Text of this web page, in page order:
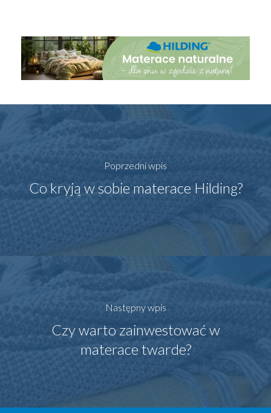
Poprzedni wpis
Co kryją w sobie materace Hilding?
Następny wpis
Czy warto zainwestować w
materace twarde?